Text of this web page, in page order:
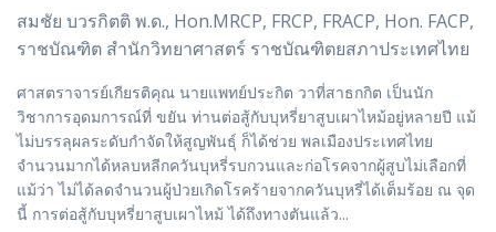
สมชัย บวรกิตติ พ.ด., Hon.MRCP, FRCP, FRACP, Hon. FACP,
ราชบัณฑิต สำนักวิทยาศาสตร์ ราชบัณฑิตยสภาประเทศไทย
ศาสตราจารย์เกียรติคุณ นายแพทย์ประกิต วาที่สาธกกิต เป็นนัก
วิชาการอุดมการณ์ที่ ขยัน ท่านต่อสู้กับบุหรี่ยาสูบเผาไหม้อยู่หลายปี แม้
ไม่บรรลุผลระดับกำจัดให้สูญพันธุ์ ก็ได้ช่วย พลเมืองประเทศไทย
จำนวนมากได้หลบหลีกควันบุหรี่รบกวนและก่อโรคจากผู้สูบไม่เลือกที่
แม้ว่า ไม่ได้ลดจำนวนผู้ป่วยเกิดโรคร้ายจากควันบุหรี่ได้เต็มร้อย ณ จุด
นี้ การต่อสู้กับบุหรี่ยาสูบเผาไหม้ ได้ถึงทางตันแล้ว...